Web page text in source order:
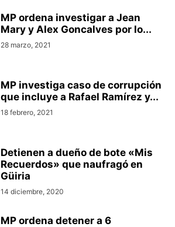
MP ordena investigar a Jean
Mary y Alex Goncalves por lo...
28 marzo, 2021
MP investiga caso de corrupción
que incluye a Rafael Ramírez y...
18 febrero, 2021
Detienen a dueño de bote «Mis
Recuerdos» que naufragó en
Güiria
14 diciembre, 2020
MP ordena detener a 6